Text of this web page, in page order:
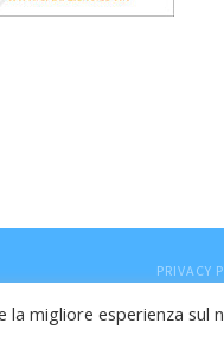
PRIVACY
Pesaro (PU) -
la migliore esperienza